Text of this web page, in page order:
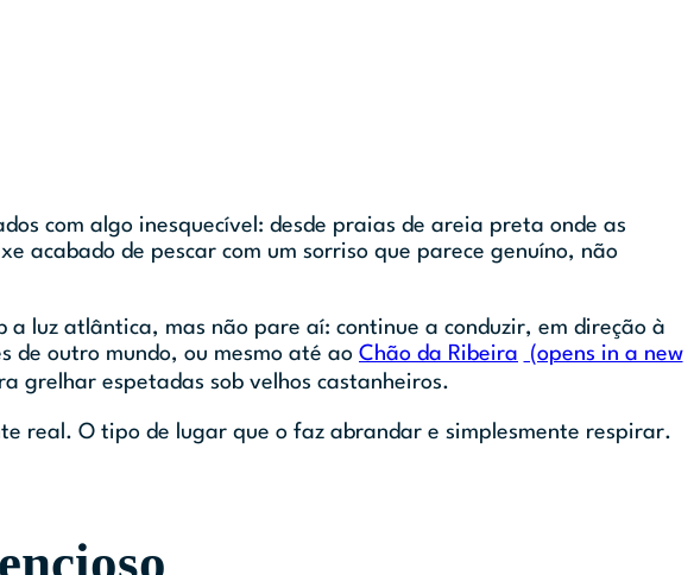
com algo inesquecível: desde praias de areia preta onde as
acabado de pescar com um sorriso que parece genuíno, não
luz atlântica, mas não pare aí: continue a conduzir, em direção à
de outro mundo, ou mesmo até ao Chão da Ribeira
(opens in a new
grelhar espetadas sob velhos castanheiros.
real. O tipo de lugar que o faz abrandar e simplesmente respirar.